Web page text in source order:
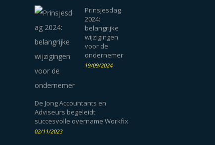
Prinsjesdag
2024:
belangrijke
wijzigingen
voor de
ondernemer
19/09/2024
De Jong Accountants en
Adviseurs begeleidt
succesvolle overname Workfix
02/11/2023